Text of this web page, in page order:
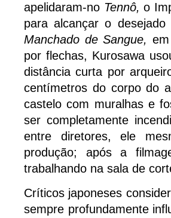
apelidaram-no Tennô, o
para alcançar o
Manchado de Sangue,
por flechas, Kurosawa
distância curta por
centímetros do corpo do
castelo com muralhas e
ser completamente
entre diretores, ele
produção; após a
trabalhando na sala de
Críticos japoneses
sempre profundamente